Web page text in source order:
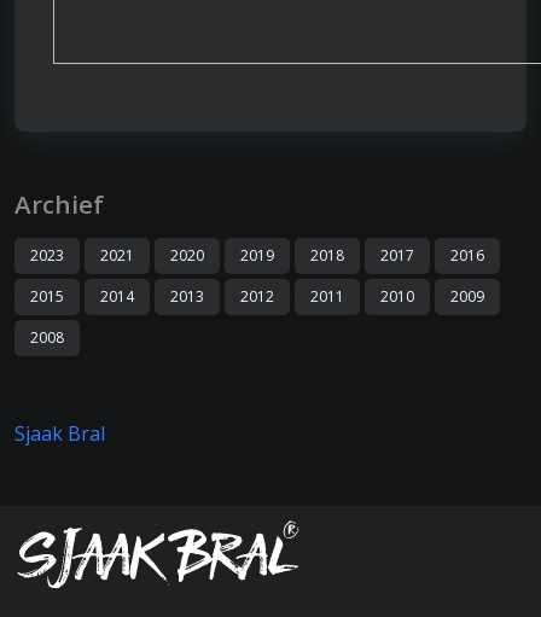
Archief
2023 2021 2020 2019 2018 2017
2016
2015
2014 2013 2012 2011 2010
2009
2008
Sjaak Bral